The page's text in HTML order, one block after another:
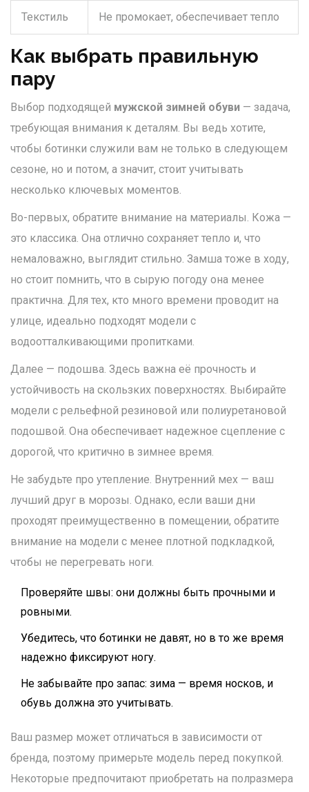
Текстиль Не промокает, обеспечивает тепло
Как выбрать правильную
пару
Выбор подходящей мужской зимней обуви — задача,
требующая внимания к деталям. Вы ведь хотите,
чтобы ботинки служили вам не только в следующем
сезоне, но и потом, а значит, стоит учитывать
несколько ключевых моментов.
Во-первых, обратите внимание на материалы. Кожа —
это классика. Она отлично сохраняет тепло и, что
немаловажно, выглядит стильно. Замша тоже в ходу,
но стоит помнить, что в сырую погоду она менее
практична. Для тех, кто много времени проводит на
улице, идеально подходят модели с
водоотталкивающими пропитками.
Далее — подошва. Здесь важна её прочность и
устойчивость на скользких поверхностях. Выбирайте
модели с рельефной резиновой или полиуретановой
подошвой. Она обеспечивает надежное сцепление с
дорогой, что критично в зимнее время.
Не забудьте про утепление. Внутренний мех — ваш
лучший друг в морозы. Однако, если ваши дни
проходят преимущественно в помещении, обратите
внимание на модели с менее плотной подкладкой,
чтобы не перегревать ноги.
Проверяйте швы: они должны быть прочными и
ровными.
Убедитесь, что ботинки не давят, но в то же время
надежно фиксируют ногу.
Не забывайте про запас: зима — время носков, и
обувь должна это учитывать.
Ваш размер может отличаться в зависимости от
бренда, поэтому примерьте модель перед покупкой.
Некоторые предпочитают приобретать на полразмера